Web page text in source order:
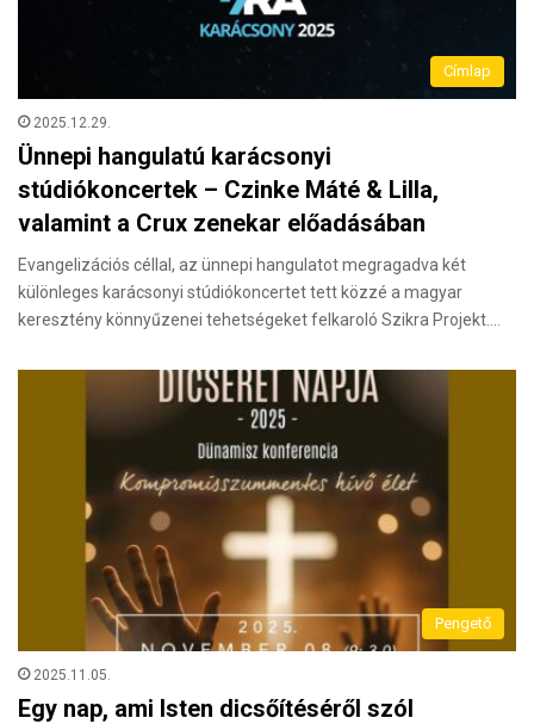
Címlap
2025.12.29.
Ünnepi hangulatú karácsonyi
stúdiókoncertek – Czinke Máté & Lilla,
valamint a Crux zenekar előadásában
Evangelizációs céllal, az ünnepi hangulatot megragadva két
különleges karácsonyi stúdiókoncertet tett közzé a magyar
keresztény könnyűzenei tehetségeket felkaroló Szikra Projekt.…
Pengető
2025.11.05.
Egy nap, ami Isten dicsőítéséről szól